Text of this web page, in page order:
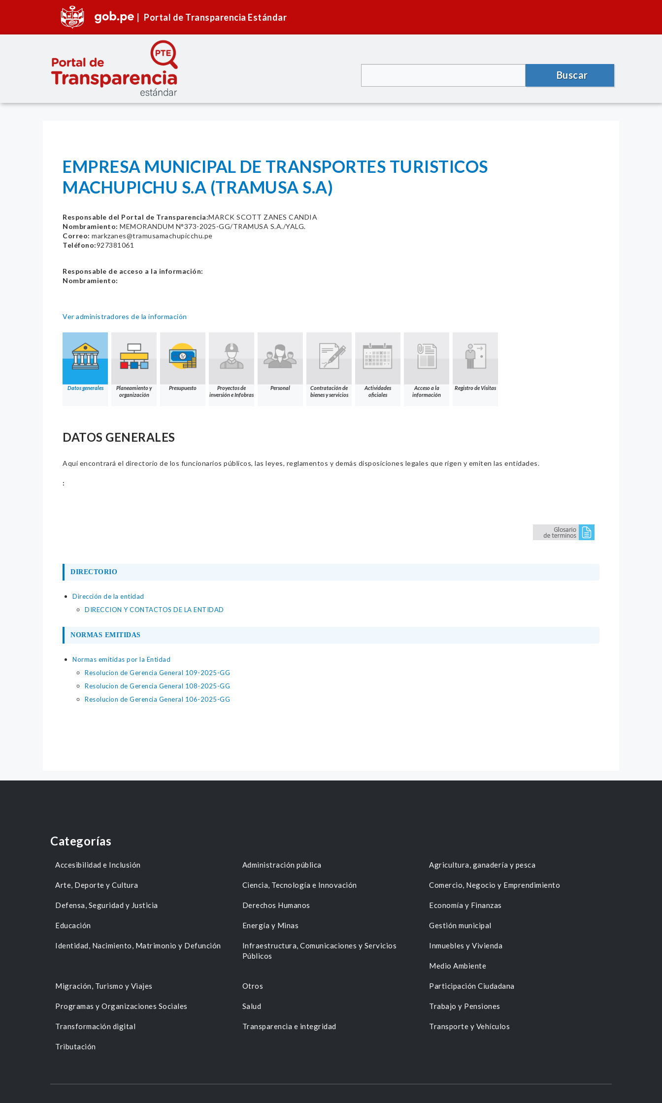
Portal de Transparencia Estándar
Buscar
EMPRESA MUNICIPAL DE TRANSPORTES TURISTICOS
MACHUPICHU S.A (TRAMUSA S.A)
Responsable del Portal de Transparencia:MARCK SCOTT ZANES CANDIA
Nombramiento: MEMORANDUM N°373-2025-GG/TRAMUSA S.A./YALG.
Correo: markzanes@tramusamachupicchu.pe
Teléfono:927381061
Responsable de acceso a la información:
Nombramiento:
Ver administradores de la información
Datos generales
Planeamiento y
organización
Presupuesto
Proyectos de
inversión e Infobras
Personal
Contratación de
bienes y servicios
Actividades
oficiales
Acceso a la
información
Registro de Visitas
DATOS GENERALES
Aquí encontrará el directorio de los funcionarios públicos, las leyes, reglamentos y demás disposiciones legales que rigen y emiten las entidades.
:
DIRECTORIO
Dirección de la entidad
DIRECCION Y CONTACTOS DE LA ENTIDAD
NORMAS EMITIDAS
Normas emitidas por la Entidad
Resolucion de Gerencia General 109-2025-GG
Resolucion de Gerencia General 108-2025-GG
Resolucion de Gerencia General 106-2025-GG
Categorías
Accesibilidad e Inclusión Administración pública Agricultura, ganadería y pesca
Arte, Deporte y Cultura Ciencia, Tecnología e Innovación Comercio, Negocio y Emprendimiento
Defensa, Seguridad y Justicia Derechos Humanos Economía y Finanzas
Educación Energía y Minas Gestión municipal
Identidad, Nacimiento, Matrimonio y Defunción
Infraestructura, Comunicaciones y Servicios
Públicos
Inmuebles y Vivienda
Medio Ambiente
Migración, Turismo y Viajes Otros Participación Ciudadana
Programas y Organizaciones Sociales Salud Trabajo y Pensiones
Transformación digital Transparencia e integridad Transporte y Vehículos
Tributación